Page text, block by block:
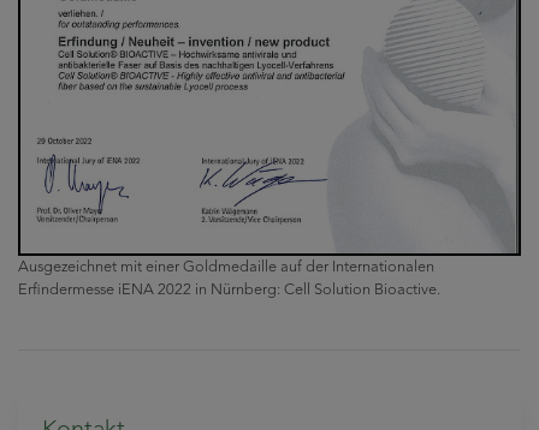
Ausgezeichnet mit einer Goldmedaille auf der Internationalen
Erfindermesse iENA 2022 in Nürnberg: Cell Solution Bioactive.